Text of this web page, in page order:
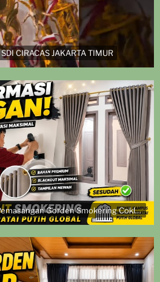
CIRACAS JAKARTA TIMUR
Transformasi Ruangan | Pemasangan Gorden Smokering Coklat di Kampus Yayasan Teratai Putih Global